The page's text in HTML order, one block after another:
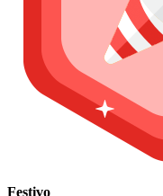
Festivo